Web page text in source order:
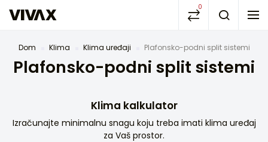
0
Dom Klima Klima uređaji Plafonsko-podni split sistemi
Plafonsko-podni split sistemi
Klima kalkulator
Izračunajte minimalnu snagu koju treba imati klima uređaj
za Vaš prostor.